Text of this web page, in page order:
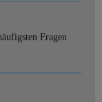
Fragen